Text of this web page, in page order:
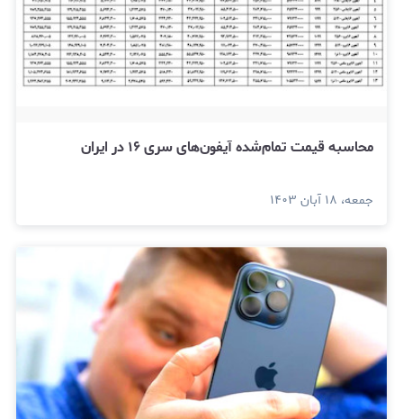
محاسبه قیمت تمام‌شده آیفون‌های سری ۱۶ در ایران
جمعه، ۱۸ آبان ۱۴۰۳